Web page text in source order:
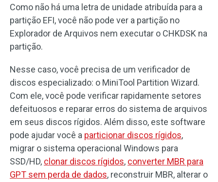
Como não há uma letra de unidade atribuída para a
partição EFI, você não pode ver a partição no
Explorador de Arquivos nem executar o CHKDSK na
partição.
Nesse caso, você precisa de um verificador de
discos especializado: o MiniTool Partition Wizard.
Com ele, você pode verificar rapidamente setores
defeituosos e reparar erros do sistema de arquivos
em seus discos rígidos. Além disso, este software
pode ajudar você a particionar discos rígidos,
migrar o sistema operacional Windows para
SSD/HD, clonar discos rígidos, converter MBR para
GPT sem perda de dados, reconstruir MBR, alterar o